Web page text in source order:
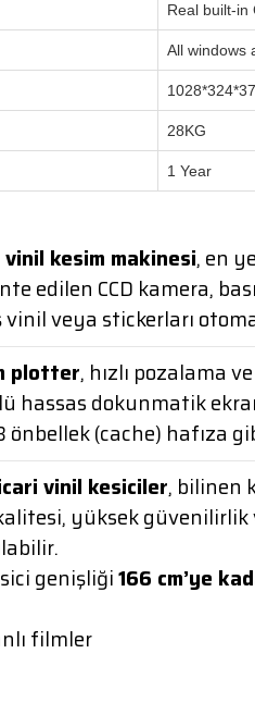
Real built-in
All windows
28KG
1 Year
vinil kesim makinesi, en
edilen CCD kamera,
vinil veya stickerları
plotter, hızlı pozalama
hassas dokunmatik
önbellek (cache) hafıza
vinil kesiciler, bilinen
yüksek
genişliği166 cm’ye
filmler